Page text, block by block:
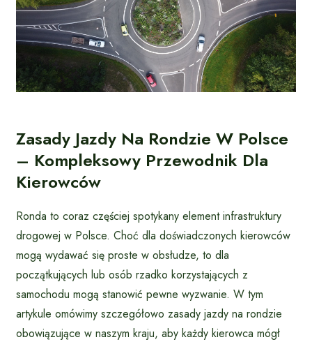
Zasady Jazdy Na Rondzie W Polsce
– Kompleksowy Przewodnik Dla
Kierowców
Ronda to coraz częściej spotykany element infrastruktury
drogowej w Polsce. Choć dla doświadczonych kierowców
mogą wydawać się proste w obsłudze, to dla
początkujących lub osób rzadko korzystających z
samochodu mogą stanowić pewne wyzwanie. W tym
artykule omówimy szczegółowo zasady jazdy na rondzie
obowiązujące w naszym kraju, aby każdy kierowca mógł